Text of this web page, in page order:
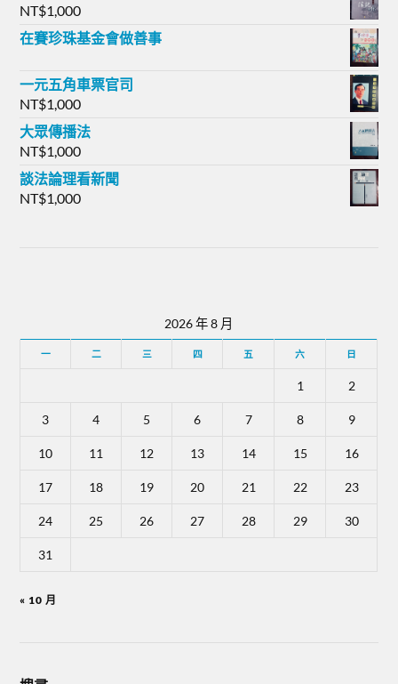
NT$1,000
在賽珍珠基金會做善事
一元五角車票官司
NT$1,000
大眾傳播法
NT$1,000
談法論理看新聞
NT$1,000
2026 年 8 月
一 二 三 四 五 六 日
1 2
3 4 5 6 7 8 9
10 11 12 13 14 15 16
17 18 19 20 21 22 23
24 25 26 27 28 29 30
31
« 10 月